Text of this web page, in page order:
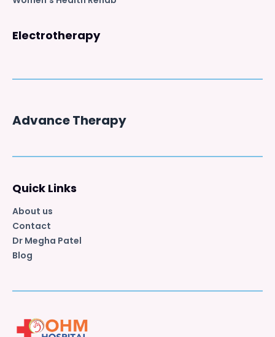
Electrotherapy
Advance Therapy
Quick Links
About us
Contact
Dr Megha Patel
Blog